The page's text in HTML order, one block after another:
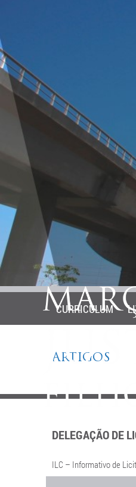
CURRICULUM
ARTIGOS
DELEGAÇÃO DE
ILC – Informativo de